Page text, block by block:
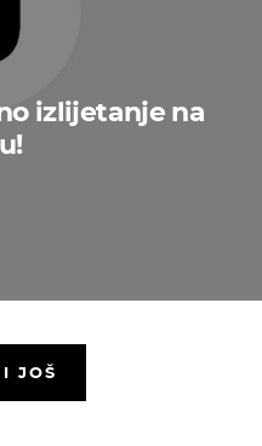
izlijetanje na
JOŠ